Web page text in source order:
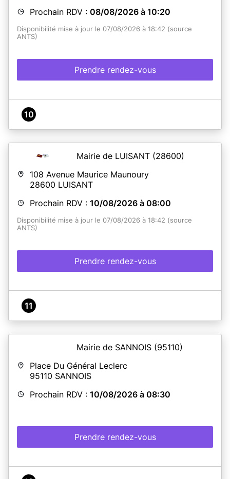
Prochain RDV : 08/08/2026 à 10:20
Disponibilité mise à jour le 07/08/2026 à 18:42 (source
ANTS)
Prendre rendez-vous
10
Mairie de LUISANT (28600)
108 Avenue Maurice Maunoury
28600 LUISANT
Prochain RDV : 10/08/2026 à 08:00
Disponibilité mise à jour le 07/08/2026 à 18:42 (source
ANTS)
Prendre rendez-vous
11
Mairie de SANNOIS (95110)
Place Du Général Leclerc
95110 SANNOIS
Prochain RDV : 10/08/2026 à 08:30
Prendre rendez-vous